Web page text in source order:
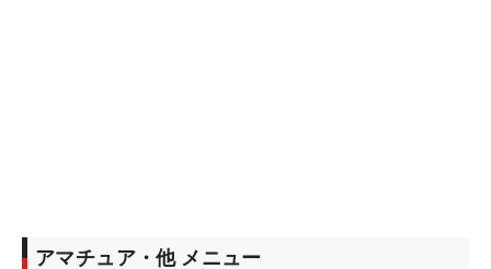
アマチュア・他 メニュー